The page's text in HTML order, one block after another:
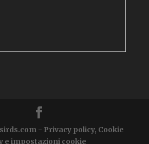
- Privacy policy, Cookie
e impostazioni cookie